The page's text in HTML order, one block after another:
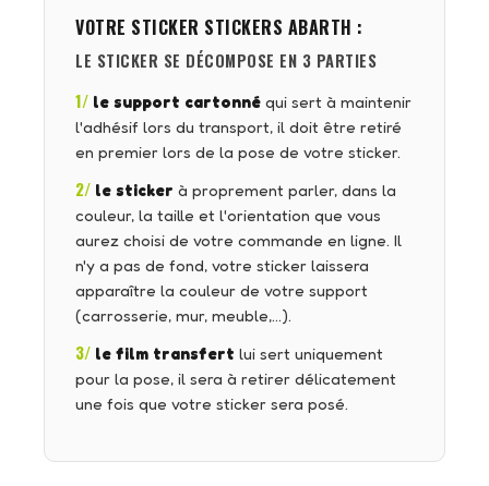
VOTRE STICKER STICKERS ABARTH :
LE STICKER SE DÉCOMPOSE EN 3 PARTIES
1/ le support cartonné qui sert à maintenir
l'adhésif lors du transport, il doit être retiré
en premier lors de la pose de votre sticker.
2/ le sticker à proprement parler, dans la
couleur, la taille et l'orientation que vous
aurez choisi de votre commande en ligne. Il
n'y a pas de fond, votre sticker laissera
apparaître la couleur de votre support
(carrosserie, mur, meuble,…).
3/ le film transfert lui sert uniquement
pour la pose, il sera à retirer délicatement
une fois que votre sticker sera posé.